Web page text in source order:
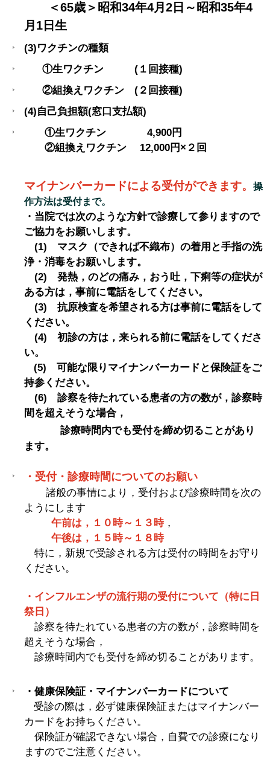
＜65歳＞昭和34年4月2日～昭和35年4
月1日生
(3)ワクチンの種類
①生ワクチン (１回接種)
②組換えワクチン (２回接種)
(4)自己負担額(窓口支払額)
①生ワクチン 4,900円
②組換えワクチン 12,000円×２回
マイナンバーカードによる受付ができます。
操
作方法は受付まで。
・当院では次のような方針で診療して参りますので
ご協力をお願いします。
(1) マスク（できれば不織布）の着用と手指の洗
浄・消毒をお願いします。
(2) 発熱，のどの痛み，おう吐，下痢等の症状が
ある方は，事前に電話をしてください。
(3) 抗原検査を希望される方は事前に電話をして
ください。
(4) 初診の方は，来られる前に電話をしてくださ
い。
(5) 可能な限りマイナンバーカードと保険証をご
持参ください。
(6) 診察を待たれている患者の方の数が，診察時
間を超えそうな場合，
診療時間内でも受付を締め切ることがあり
ます。
・ 受付・診療時間についてのお願い
諸般の事情により，受付および診療時間を次の
ようにします
午前は，１０時～１３時，
午後は，１５時～１８時
特に，新規で受診される方は受付の時間をお守り
ください。
・インフルエンザの流行期の受付について（特に日
祭日）
診察を待たれている患者の方の数が，診察時間を
超えそうな場合，
診療時間内でも受付を締め切ることがあります。
・健康保険証・マイナンバーカードについて
受診の際は，必ず健康保険証またはマイナンバー
カードをお持ちください。
保険証が確認できない場合，自費での診療になり
ますのでご注意ください。